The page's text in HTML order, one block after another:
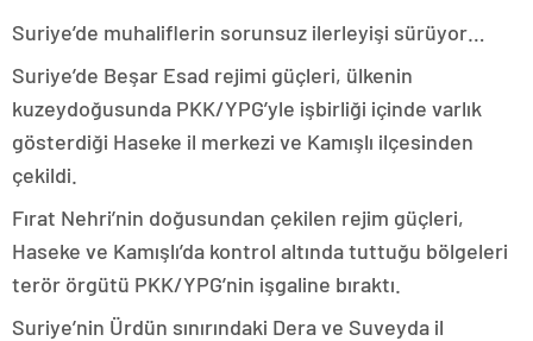
Suriye’de muhaliflerin sorunsuz ilerleyişi sürüyor…
Suriye’de Beşar Esad rejimi güçleri, ülkenin
kuzeydoğusunda PKK/YPG’yle işbirliği içinde varlık
gösterdiği Haseke il merkezi ve Kamışlı ilçesinden
çekildi.
Fırat Nehri’nin doğusundan çekilen rejim güçleri,
Haseke ve Kamışlı’da kontrol altında tuttuğu bölgeleri
terör örgütü PKK/YPG’nin işgaline bıraktı.
Suriye’nin Ürdün sınırındaki Dera ve Suveyda il